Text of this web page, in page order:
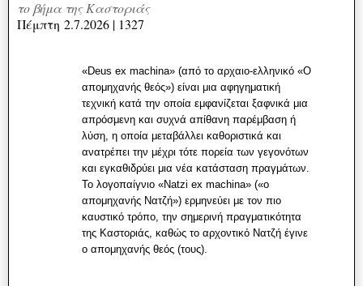
το βήμα της Καστοριάς
Πέμπτη 2.7.2026 | 1327
«Deus ex machina» (από το αρχαιο-ελληνικό «Ο
απομηχανής θεός») είναι μια αφηγηματική
τεχνική κατά την οποία εμφανίζεται ξαφνικά μια
απρόσμενη και συχνά απίθανη παρέμβαση ή
λύση, η οποία μεταβάλλει καθοριστικά και
ανατρέπει την μέχρι τότε πορεία των γεγονότων
και εγκαθιδρύει μια νέα κατάσταση πραγμάτων.
Το λογοπαίγνιο «Natzi ex machina» («ο
απομηχανής Νατζή») ερμηνεύει με τον πιο
καυστικό τρόπο, την σημερινή πραγματικότητα
της Καστοριάς, καθώς το αρχοντικό Νατζή έγινε
o απομηχανής θεός (τους).